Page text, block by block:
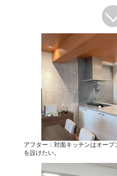
アフター：対面キッチンはオー
を設けたい。